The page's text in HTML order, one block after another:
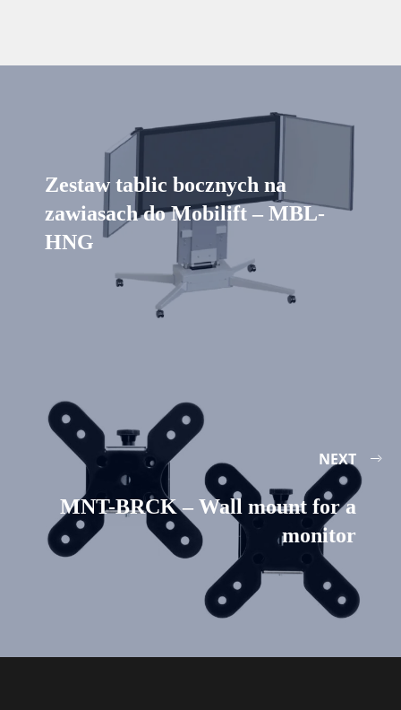
Zestaw tablic bocznych na
zawiasach do Mobilift – MBL-
HNG
NEXT
MNT-BRCK – Wall mount for a
monitor